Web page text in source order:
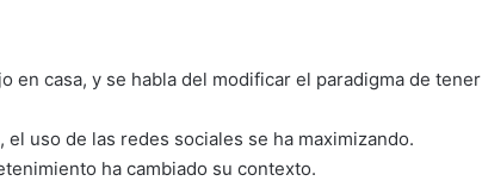
en casa, y se habla del modificar el paradigma de tener
uso de las redes sociales se ha maximizando.
ha cambiado su contexto.